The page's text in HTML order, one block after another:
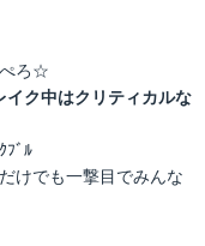
ぺろ☆
イク中はクリティカルな
ﾌﾞﾙ
けでも一撃目でみんな